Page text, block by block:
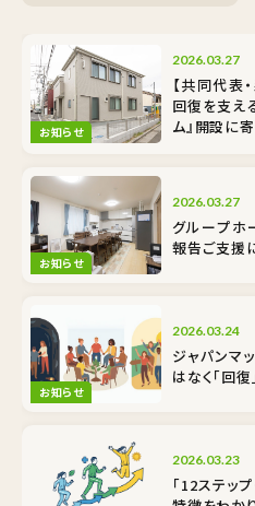
お知らせ
2026.03.27
【共同代表
回復を支え
ム』開設に
お知らせ
2026.03.27
グループホ
報告――ご支
お知らせ
2026.03.24
ジャパンマ
はなく「回
2026.03.23
「12ステッ